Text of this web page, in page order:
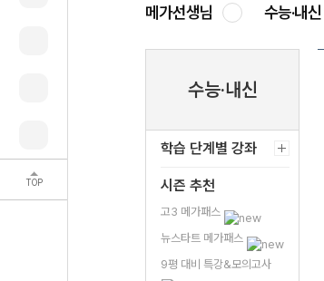
TOP
메가선생님 수능·내신
수능·내신
학습 단계별 강좌
시즌 추천
고3 메가패스
뉴스타트 메가패스
9평 대비 특강&모의고사